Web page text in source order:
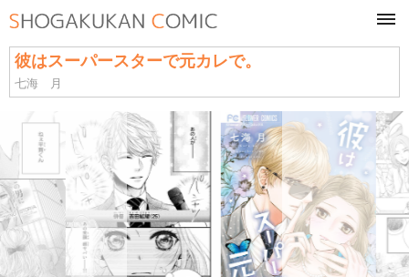
彼はスーパースターで元カレで。
七海 月